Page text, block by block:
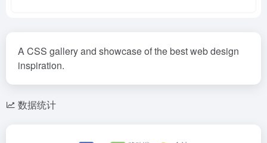
A CSS gallery and showcase of the best web design
inspiration.
数据统计